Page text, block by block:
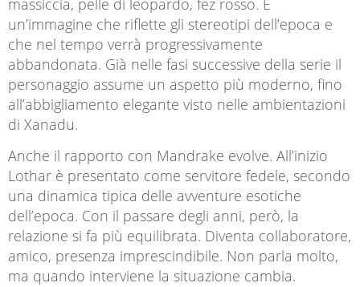
massiccia, pelle di leopardo, fez rosso. È
un’immagine che riflette gli stereotipi dell’epoca e
che nel tempo verrà progressivamente
abbandonata. Già nelle fasi successive della serie il
personaggio assume un aspetto più moderno, fino
all’abbigliamento elegante visto nelle ambientazioni
di Xanadu.
Anche il rapporto con Mandrake evolve. All’inizio
Lothar è presentato come servitore fedele, secondo
una dinamica tipica delle avventure esotiche
dell’epoca. Con il passare degli anni, però, la
relazione si fa più equilibrata. Diventa collaboratore,
amico, presenza imprescindibile. Non parla molto,
ma quando interviene la situazione cambia.